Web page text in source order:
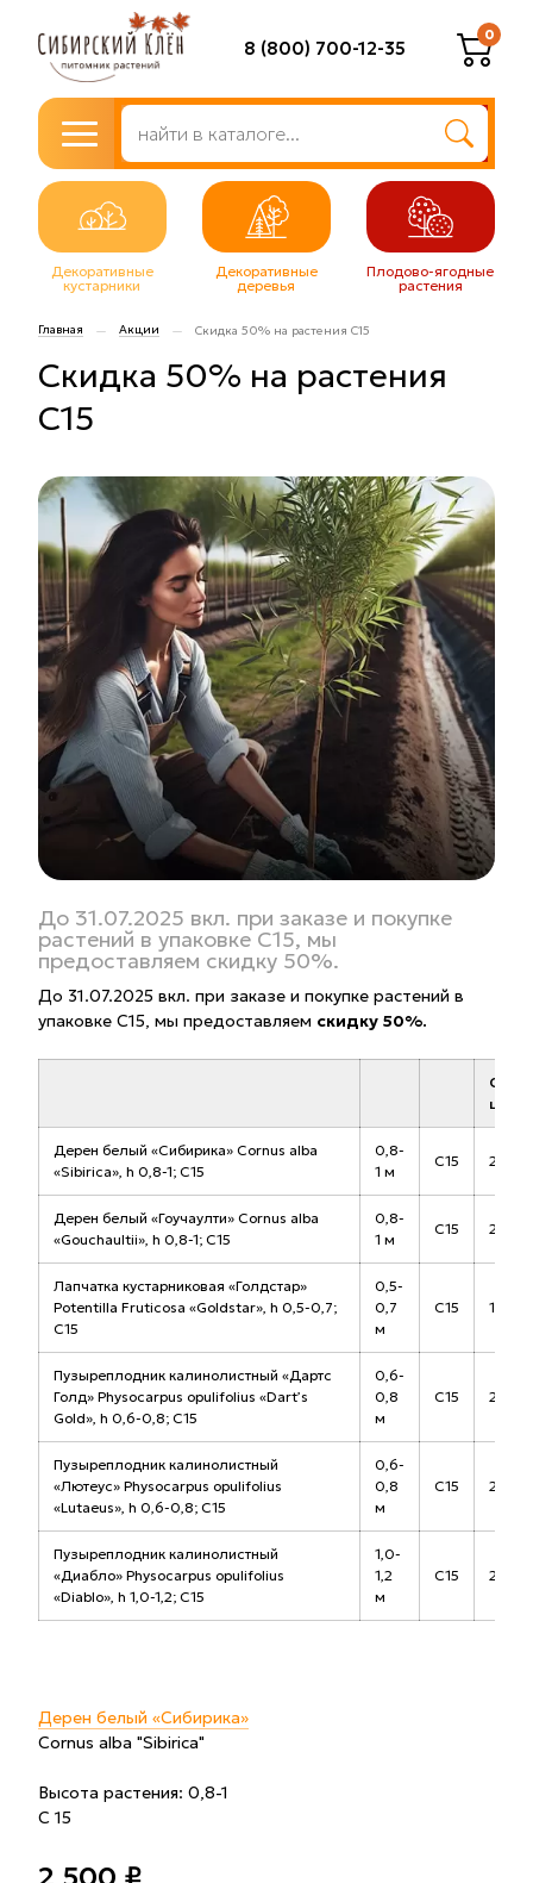
8 (800) 700-12-35
0
Декоративные
кустарники
Декоративные
деревья
Плодово-ягодные
растения
Главная — Акции — Скидка 50% на растения С15
Скидка 50% на растения
С15
До 31.07.2025 вкл. при заказе и покупке
растений в упаковке С15, мы
предоставляем скидку 50%.
До 31.07.2025 вкл. при заказе и покупке растений в
упаковке С15, мы предоставляем скидку 50%.
цена
Дерен белый «Сибирика» Cornus alba
«Sibirica», h 0,8-1; С15
0,8-
1 м
С15 2 500
Дерен белый «Гоучаулти» Cornus alba
«Gouchaultii», h 0,8-1; С15
0,8-
1 м
С15 2 700
Лапчатка кустарниковая «Голдстар»
Potentilla Fruticosa «Goldstar», h 0,5-0,7;
С15
0,5-
0,7
м
С15 1 700
Пузыреплодник калинолистный «Дартс
Голд» Physocarpus opulifolius «Dart’s
Gold», h 0,6-0,8; С15
0,6-
0,8
м
С15 2 600
Пузыреплодник калинолистный
«Лютеус» Physocarpus opulifolius
«Lutaeus», h 0,6-0,8; С15
0,6-
0,8
м
С15 2 400
Пузыреплодник калинолистный
«Диабло» Physocarpus opulifolius
«Diablo», h 1,0-1,2; С15
1,0-
1,2
м
С15 2 400
Дерен белый «Сибирика»
Cornus alba "Sibirica"
Высота растения: 0,8-1
С 15